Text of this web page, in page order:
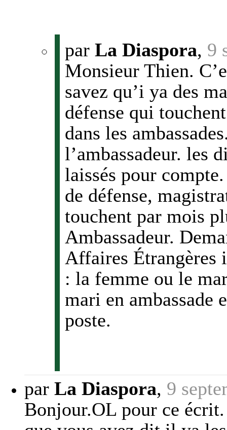
par La Diaspora, 9
Monsieur Thien.
savez qu’i ya des
défense qui
dans les
l’ambassadeur. les
laissés pour
de défense,
touchent par mois
Ambassadeur.
Affaires Étrangères
: la femme ou le
mari en ambassade
poste.
par La Diaspora, 9
Bonjour.OL pour ce